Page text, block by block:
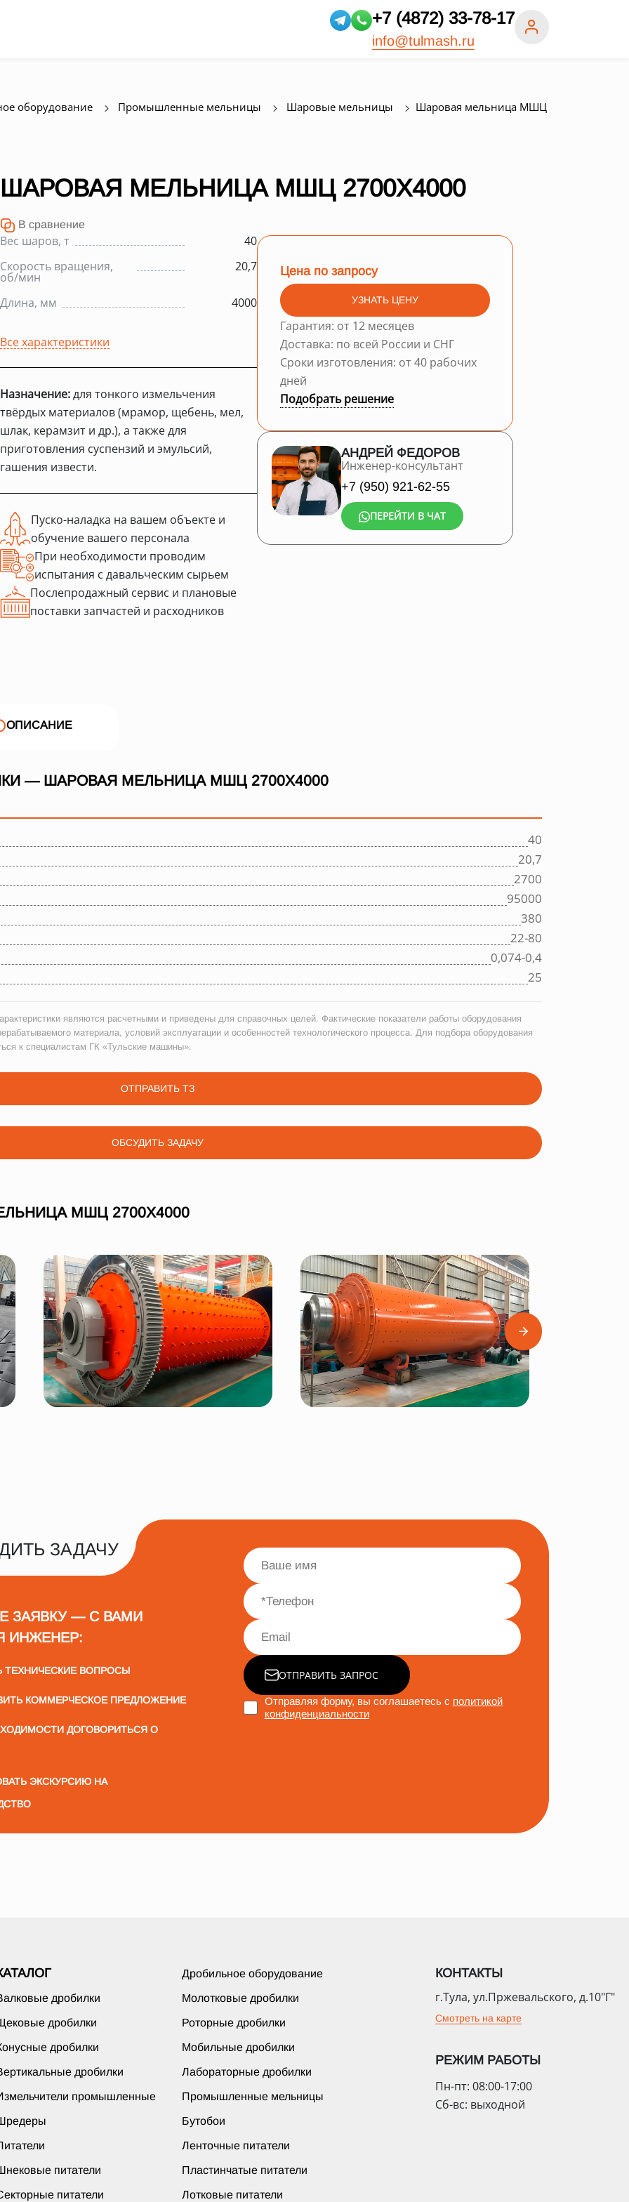
+7 (4872) 33-78-17
info@tulmash.ru
оборудование Промышленные мельницы Шаровые мельницы Шаровая мельница МШЦ
ШАРОВАЯ МЕЛЬНИЦА МШЦ 2700Х4000
В сравнение
Вес шаров, т
40
Скорость вращения,
об/мин
20,7
Длина, мм 4000
Все характеристики
Назначение:для тонкого измельчения
твёрдых материалов (мрамор, щебень, мел,
шлак, керамзит и др.), а также для
приготовления суспензий и эмульсий,
гашения извести.
Пуско-наладка на вашем объекте и
обучение вашего персонала
При необходимости проводим
испытания с давальческим сырьем
Послепродажный сервис и плановые
поставки запчастей и расходников
Цена по запросу
УЗНАТЬ ЦЕНУ
Гарантия: от 12 месяцев
Доставка: по всей России и СНГ
Сроки изготовления: от 40 рабочих
дней
Подобрать решение
АНДРЕЙ ФЕДОРОВ
Инженер-консультант
+7 (950) 921-62-55
ПЕРЕЙТИ В ЧАТ
ОПИСАНИЕ
— ШАРОВАЯ МЕЛЬНИЦА МШЦ 2700Х4000
40
20,7
2700
95000
380
22-80
0,074-0,4
25
являются расчетными и приведены для справочных целей. Фактические показатели работы оборудования
материала, условий эксплуатации и особенностей технологического процесса. Для подбора оборудования
к специалистам ГК «Тульские машины».
ОТПРАВИТЬ ТЗ
ОБСУДИТЬ ЗАДАЧУ
МШЦ 2700Х4000
ЗАДАЧУ
ЗАЯВКУ — С ВАМИ
ИНЖЕНЕР:
ТЕХНИЧЕСКИЕ ВОПРОСЫ
КОММЕРЧЕСКОЕ ПРЕДЛОЖЕНИЕ
ДОГОВОРИТЬСЯ О
ЭКСКУРСИЮ НА
ОТПРАВИТЬ ЗАПРОС
Отправляя форму, вы соглашаетесь с политикой
конфиденциальности
Дробильное оборудование
дробилки Молотковые дробилки
дробилки Роторные дробилки
дробилки Мобильные дробилки
дробилки Лабораторные дробилки
промышленные Промышленные мельницы
Бутобои
Ленточные питатели
питатели Пластинчатые питатели
питатели Лотковые питатели
КОНТАКТЫ
г.Тула, ул.Пржевальского, д.10"Г"
Смотреть на карте
РЕЖИМ РАБОТЫ
Пн-пт: 08:00-17:00
Сб-вс: выходной